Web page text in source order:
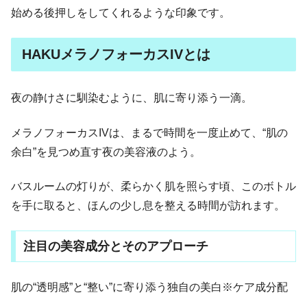
始める後押しをしてくれるような印象です。
HAKUメラノフォーカスIVとは
夜の静けさに馴染むように、肌に寄り添う一滴。
メラノフォーカスIVは、まるで時間を一度止めて、“肌の
余白”を見つめ直す夜の美容液のよう。
バスルームの灯りが、柔らかく肌を照らす頃、このボトル
を手に取ると、ほんの少し息を整える時間が訪れます。
注目の美容成分とそのアプローチ
肌の“透明感”と“整い”に寄り添う独自の美白※ケア成分配